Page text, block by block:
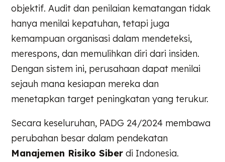
objektif. Audit dan penilaian kematangan tidak
hanya menilai kepatuhan, tetapi juga
kemampuan organisasi dalam mendeteksi,
merespons, dan memulihkan diri dari insiden.
Dengan sistem ini, perusahaan dapat menilai
sejauh mana kesiapan mereka dan
menetapkan target peningkatan yang terukur.
Secara keseluruhan, PADG 24/2024 membawa
perubahan besar dalam pendekatan
Manajemen Risiko Siber di Indonesia.